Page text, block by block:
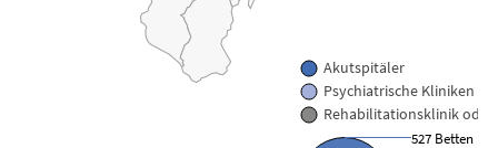
Akutspitäler
Psychiatrische Kliniken
Rehabilitationsklinik
527 Betten